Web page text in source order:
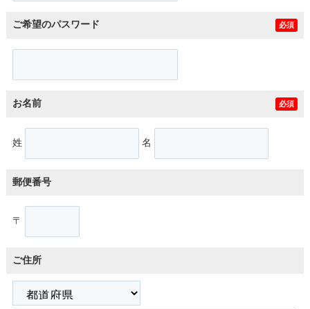
ご希望のパスワード 必須
お名前 必須
姓 名
郵便番号
〒
ご住所